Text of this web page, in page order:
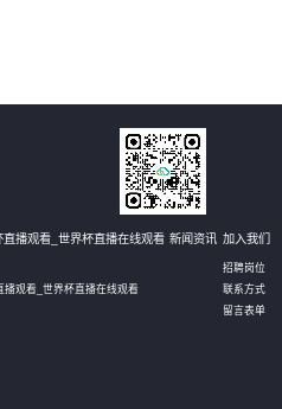
播观看_世界杯直播在线观看
播观看_世界杯直播在线观看
新闻资讯 加入我们
招聘岗位
联系方式
留言表单